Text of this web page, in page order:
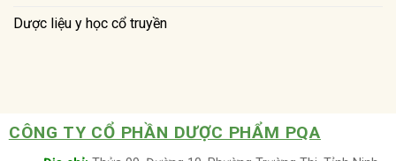
Dược liệu y học cổ truyền
CÔNG TY CỔ PHẦN DƯỢC PHẨM PQA